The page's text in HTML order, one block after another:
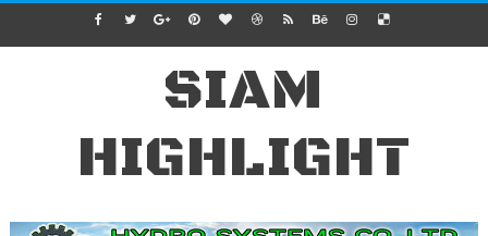
SIAM
HIGHLIGHT